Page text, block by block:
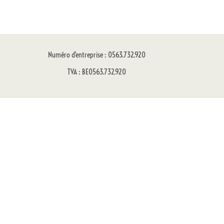
Numéro d’entreprise : 0563.732.920
TVA : BE0563.732.920